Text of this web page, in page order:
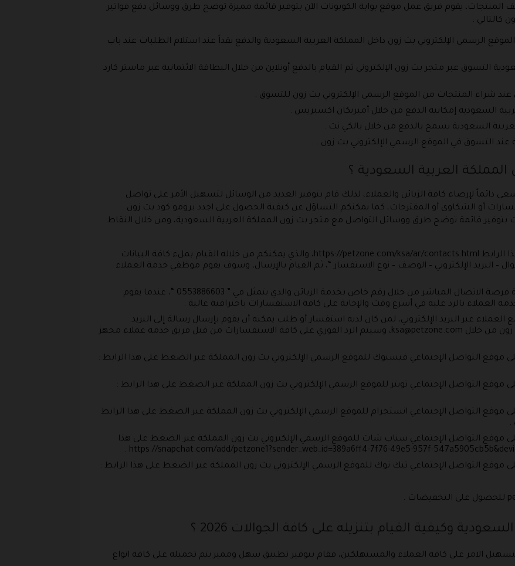
يقوم فريق عمل موقع بوابة الكوبونات الآن بتوفير قائمة مميزة توضح طرق ووسائل دفع فواتير
كالتالي :
الرسمي الإلكتروني بت زون داخل المملكة العربية السعودية والدفع نقداً عند استلام الطلبات عند باب
التسوق عبر متجر بت زون الإلكتروني ثم القيام بالدفع أونلاين من خلال البطاقة الائتمانية عبر ماستر كارد
عند شراء المنتجات من الموقع الرسمي الإلكتروني بت زون للتسوق .
السعودية إمكانية الدفع من خلال أميريكان اكسبريس .
السعودية يسمح بالدفع من خلال بالكي نت .
عند التسوق في الموقع الرسمي الإلكتروني بت زون .
العربية السعودية ؟
دائماً لإرضاء كافة الزبائن والعملاء، لذلك قام بتوفير العديد من الوسائل لتسهيل الأمر على تواصل
أو الشكاوى أو المقترحات، كما يمكنكم التساؤل عن كيفية الحصول على اجدد برومو كود بت زون
بتوفير قائمة توضح طرق ووسائل التواصل مع متجر بت زون المملكة العربية السعودية، ومن خلال النقاط
صفحة اتصل بنا : يمكنكم الآن الدخول عبر هذا الرابط https://petzone.com/ksa/ar/contacts.html، والذي يمكنكم من خلاله القيام بملء كافة البيانات
– البريد الإلكتروني – الوصف – نوع الاستفسار “، ثم القيام بالإرسال، وسوف يقوم موظفي خدمة العملاء
خدمة الزبائن : يقدم موقع بت زون السعودية فرصة الاتصال المباشر من خلال رقم خاص بخدمة الزبائن والذي يتمثل في ” 0553886603 “، عندما يقوم
العملاء بالرد عليه في أسرع وقت والإجابة على كافة الاستفسارات باحترافية عالية .
العملاء عبر البريد الإلكتروني، لمن كان لديه استفسار أو طلب يمكنه أن يقوم بإرسال رسالة إلى البريد
زون من خلال ksa@petzone.com، وسيتم الرد الفوري على كافة الاستفسارات من قبل فريق خدمة عملاء مجهز
موقع التواصل الإجتماعي فيسبوك للموقع الرسمي الإلكتروني بت زون المملكة عبر الضغط على هذا الرابط :
موقع التواصل الإجتماعي تويتر للموقع الرسمي الإلكتروني بت زون المملكة عبر الضغط على هذا الرابط :
موقع التواصل الإجتماعي انستجرام للموقع الرسمي الإلكتروني بت زون المملكة عبر الضغط على هذا الرابط
موقع التواصل الإجتماعي سناب شات للموقع الرسمي الإلكتروني بت زون المملكة عبر الضغط على هذا
موقع التواصل الإجتماعي تيك توك للموقع الرسمي الإلكتروني بت زون المملكة عبر الضغط على هذا الرابط :
وكيفية القيام بتنزيله على كافة الجوالات 2026 ؟
الامر على كافة العملاء والمستهلكين، فقام بتوفير تطبيق سهل ومميز يتم تحميله على كافة انواع